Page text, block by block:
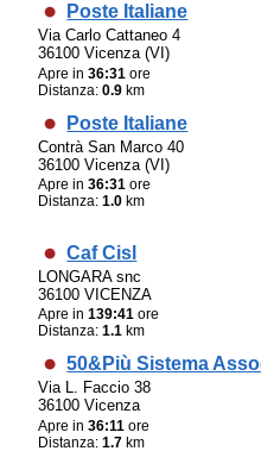
Poste Italiane
Via Carlo Cattaneo 4
36100 Vicenza (VI)
Apre in36:31 ore
Distanza:0.9 km
Poste Italiane
Contrà San Marco 40
36100 Vicenza (VI)
Apre in36:31 ore
Distanza:1.0 km
Caf Cisl
LONGARA snc
36100 VICENZA
Apre in139:41 ore
Distanza:1.1 km
50&Più Sistema
Via L. Faccio 38
36100 Vicenza
Apre in36:11 ore
Distanza:1.7 km